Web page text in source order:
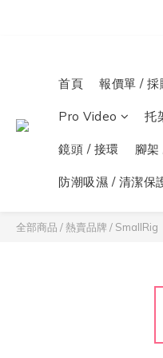
首頁 報價單 / 採
Pro Video 托
鏡頭 / 接環 腳架
防潮吸濕 / 清潔保
全部商品 /熱賣品牌 / SmallRig